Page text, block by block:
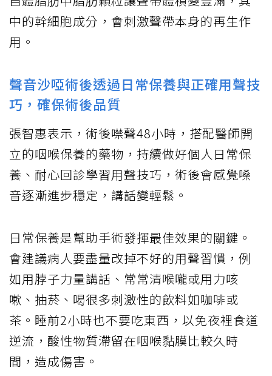
中的幹細胞成分，會刺激聲帶本身的再生作
用。
聲音沙啞術後透過日常保養與正確用聲技
巧，確保術後品質
張智惠表示，術後噤聲48小時，搭配醫師開
立的咽喉保養的藥物，持續做好個人日常保
養、耐心回診學習用聲技巧，術後會感覺嗓
音逐漸進步穩定，講話變輕鬆。
日常保養是幫助手術發揮最佳效果的關鍵。
會建議病人要盡量改掉不好的用聲習慣，例
如用脖子力量講話、常常清喉嚨或用力咳
嗽、抽菸、喝很多刺激性的飲料如咖啡或
茶。睡前2小時也不要吃東西，以免夜裡食道
逆流，酸性物質滯留在咽喉黏膜比較久時
間，造成傷害。